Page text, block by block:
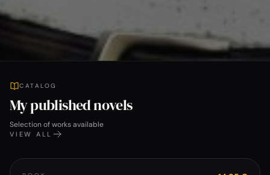
CATALOG
My published novels
Selection of works available
VIEW ALL